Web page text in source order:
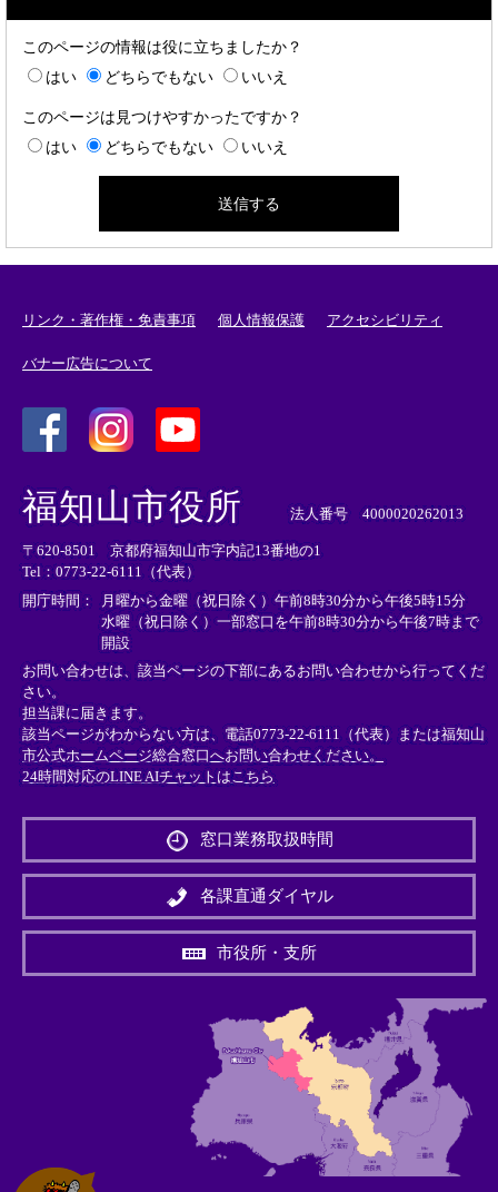
このページの情報は役に立ちましたか？
はい
どちらでもない いいえ
このページは見つけやすかったですか？
はい
どちらでもない いいえ
リンク・著作権・免責事項 個人情報保護 アクセシビリティ
バナー広告について
外
部
リ
ン
ク
＞
外
リ
ン
ク
＞
外
部
ン
ク
＞
福知山市役所 法人番号 4000020262013
〒620-8501 京都府福知山市字内記13番地の1
Tel：0773-22-6111（代表）
開庁時間：
月曜から金曜（祝日除く）午前8時30分から午後5時15分
水曜（祝日除く）一部窓口を午前8時30分から午後7時まで
開設
お問い合わせは、該当ページの下部にあるお問い合わせから行ってくだ
さい。
担当課に届きます。
該当ページがわからない方は、電話0773-22-6111（代表）または福知山
市公式ホームページ総合窓口へお問い合わせください。
24時間対応のLINE AIチャットはこちら
外
リ
ン
＞
窓口業務取扱時間
各課直通ダイヤル
市役所・支所